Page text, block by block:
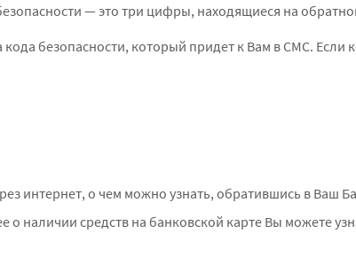
— это три цифры, находящиеся на
безопасности, который придет к Вам в СМС. Если
интернет, о чем можно узнать, обратившись в Ваш
наличии средств на банковской карте Вы можете